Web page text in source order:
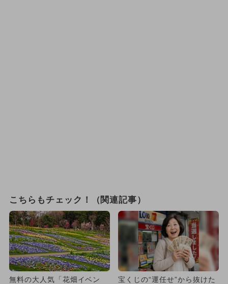
こちらもチェック！（関連記事）
無料の大人気「花畑イベン
宝くじの“運任せ”から抜けた